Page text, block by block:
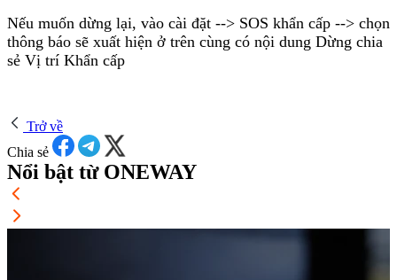
Nếu muốn dừng lại, vào cài đặt --> SOS khẩn cấp --> chọn
thông báo sẽ xuất hiện ở trên cùng có nội dung Dừng chia
sẻ Vị trí Khẩn cấp
Trở về
Chia sẻ
Nổi bật từ ONEWAY